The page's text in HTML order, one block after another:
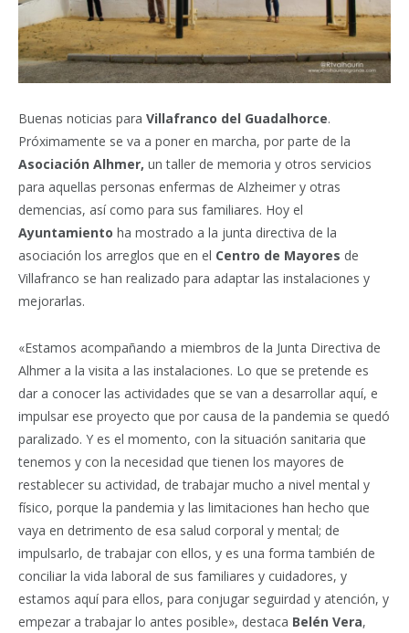
Buenas noticias para Villafranco del Guadalhorce.
Próximamente se va a poner en marcha, por parte de la
Asociación Alhmer, un taller de memoria y otros servicios
para aquellas personas enfermas de Alzheimer y otras
demencias, así como para sus familiares. Hoy el
Ayuntamiento ha mostrado a la junta directiva de la
asociación los arreglos que en el Centro de Mayores de
Villafranco se han realizado para adaptar las instalaciones y
mejorarlas.
«Estamos acompañando a miembros de la Junta Directiva de
Alhmer a la visita a las instalaciones. Lo que se pretende es
dar a conocer las actividades que se van a desarrollar aquí, e
impulsar ese proyecto que por causa de la pandemia se quedó
paralizado. Y es el momento, con la situación sanitaria que
tenemos y con la necesidad que tienen los mayores de
restablecer su actividad, de trabajar mucho a nivel mental y
físico, porque la pandemia y las limitaciones han hecho que
vaya en detrimento de esa salud corporal y mental; de
impulsarlo, de trabajar con ellos, y es una forma también de
conciliar la vida laboral de sus familiares y cuidadores, y
estamos aquí para ellos, para conjugar seguirdad y atención, y
empezar a trabajar lo antes posible», destaca Belén Vera,